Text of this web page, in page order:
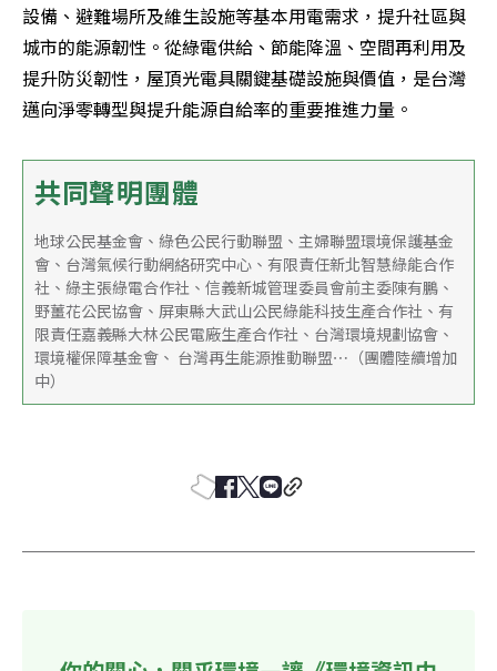
設備、避難場所及維生設施等基本用電需求，提升社區與
城市的能源韌性。從綠電供給、節能降溫、空間再利用及
提升防災韌性，屋頂光電具關鍵基礎設施與價值，是台灣
邁向淨零轉型與提升能源自給率的重要推進力量。
共同聲明團體
地球公民基金會、綠色公民行動聯盟、主婦聯盟環境保護基金
會、台灣氣候行動網絡研究中心、有限責任新北智慧綠能合作
社、綠主張綠電合作社、信義新城管理委員會前主委陳有鵬、
野薑花公民協會、屏東縣大武山公民綠能科技生產合作社、有
限責任嘉義縣大林公民電廠生產合作社、台灣環境規劃協會、
環境權保障基金會、 台灣再生能源推動聯盟⋯（團體陸續增加
中）